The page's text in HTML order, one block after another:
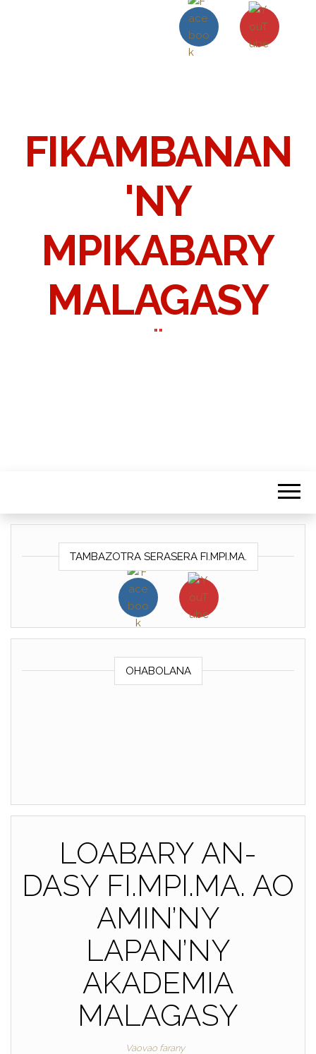
FIKAMBANAN
'NY
MPIKABARY
MALAGASY
""
TAMBAZOTRA SERASERA FI.MPI.MA.
OHABOLANA
LOABARY AN-
DASY FI.MPI.MA. AO
AMIN’NY
LAPAN’NY
AKADEMIA
MALAGASY
Vaovao farany